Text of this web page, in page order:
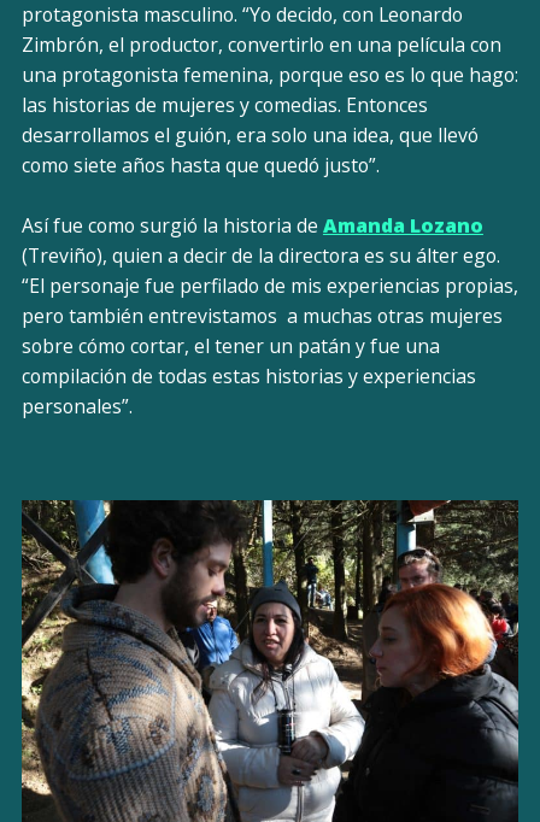
protagonista masculino. “Yo decido, con Leonardo
Zimbrón, el productor, convertirlo en una película con
una protagonista femenina, porque eso es lo que hago:
las historias de mujeres y comedias. Entonces
desarrollamos el guión, era solo una idea, que llevó
como siete años hasta que quedó justo”.
Así fue como surgió la historia de Amanda Lozano
(Treviño), quien a decir de la directora es su álter ego.
“El personaje fue perfilado de mis experiencias propias,
pero también entrevistamos a muchas otras mujeres
sobre cómo cortar, el tener un patán y fue una
compilación de todas estas historias y experiencias
personales”.